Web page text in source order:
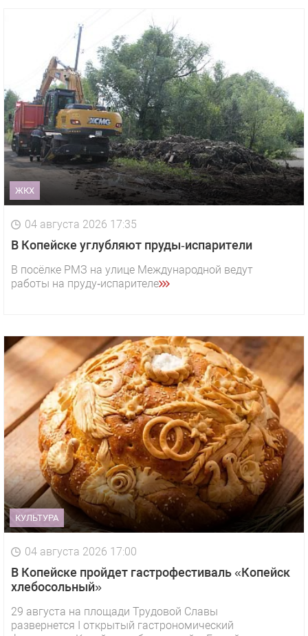
ЖКХ
04 августа 2026 17:35
В Копейске углубляют пруды‑испарители
В посёлке РМЗ на улице Международной ведут
работы на пруду‑испарителе
КУЛЬТУРА
04 августа 2026 17:00
В Копейске пройдет гастрофестиваль «Копейск
хлебосольный»
29 августа на площади Трудовой Славы
развернется I открытый гастрономический